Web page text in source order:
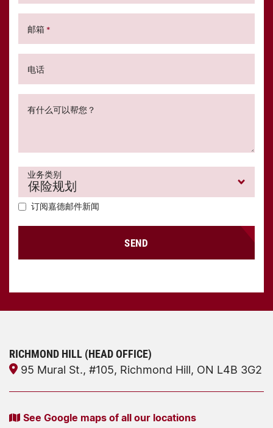
邮箱 *
电话
有什么可以帮您？
业务类别
订阅嘉德邮件新闻
SEND
RICHMOND HILL (HEAD OFFICE)
95 Mural St., #105, Richmond Hill, ON L4B 3G2
See Google maps of all our locations